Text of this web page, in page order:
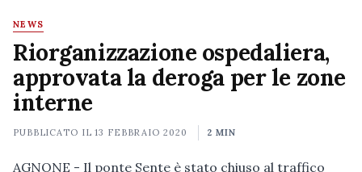
NEWS
Riorganizzazione ospedaliera,
approvata la deroga per le zone
interne
PUBBLICATO IL13 FEBBRAIO 2020 2 MIN
AGNONE - Il ponte Sente è stato chiuso al traffico